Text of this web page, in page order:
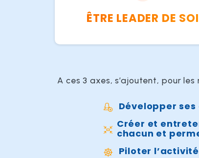
ÊTRE LEADER DE SOI
A ces 3 axes, s’ajoutent, pour
Développer
Créer et
chacun et
Piloter l’activité